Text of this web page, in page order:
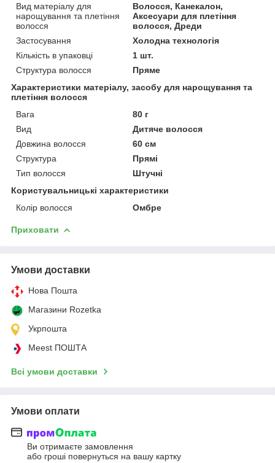
Вид матеріалу для
нарощування та плетіння
волосся
Волосся, Канекалон,
Аксесуари для плетіння
волосся, Дреди
Застосування
Холодна технологія
Кількість в упаковці
1 шт.
Структура волосся
Пряме
Характеристики матеріалу, засобу для нарощування та
плетіння волосся
Вага
80 г
Вид
Дитяче волосся
Довжина волосся
60 см
Структура
Прямі
Тип волосся
Штучні
Користувальницькі характеристики
Колір волосся
Омбре
Приховати
Умови доставки
Нова Пошта
Магазини Rozetka
Укрпошта
Meest ПОШТА
Всі умови доставки
Умови оплати
Ви отримаєте замовлення
або гроші повернуться на вашу картку